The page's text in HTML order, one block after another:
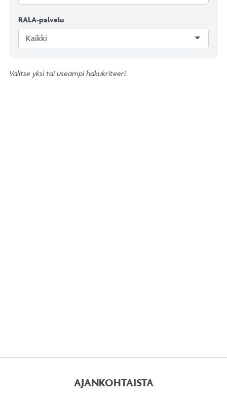
RALA-palvelu
Kaikki
Valitse yksi tai useampi hakukriteeri.
AJANKOHTAISTA